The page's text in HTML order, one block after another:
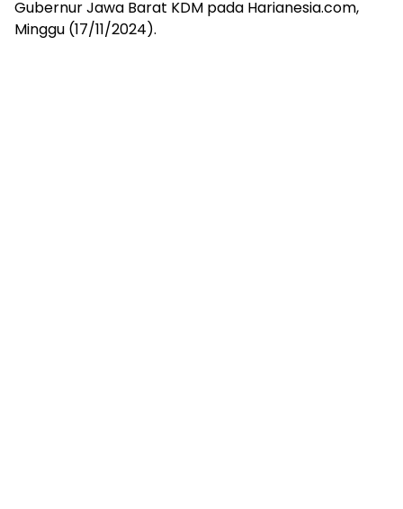
Gubernur Jawa Barat KDM pada Harianesia.com,
Minggu (17/11/2024).